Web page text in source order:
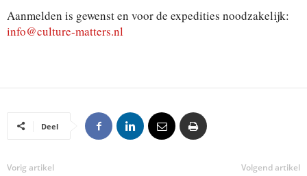
Aanmelden is gewenst en voor de expedities noodzakelijk:
info@culture-matters.nl
Deel
Vorig artikel Volgend artikel